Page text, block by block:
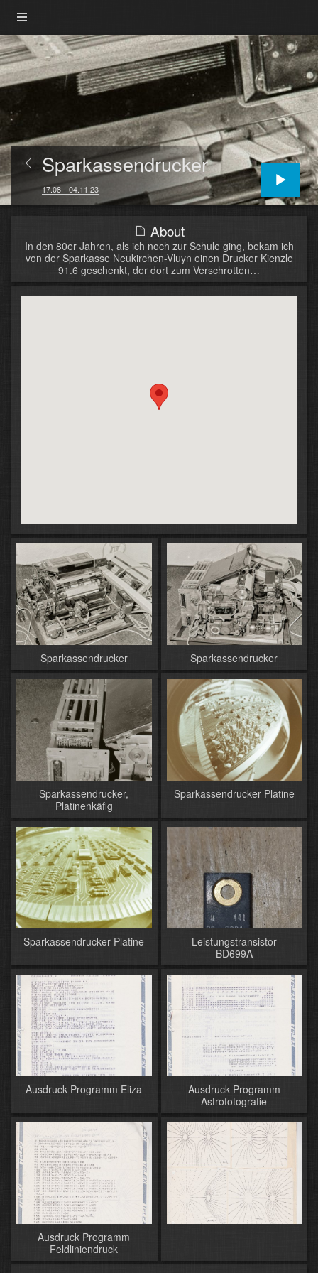
Sparkassendrucker
17.08—04.11.23
About
In den 80er Jahren, als ich noch zur Schule ging, bekam ich
von der Sparkasse Neukirchen-Vluyn einen Drucker Kienzle
91.6 geschenkt, der dort zum Verschrotten…
Sparkassendrucker Sparkassendrucker
Sparkassendrucker,
Platinenkäfig
Sparkassendrucker Platine
Sparkassendrucker Platine
Leistungstransistor
BD699A
Ausdruck Programm Eliza
Ausdruck Programm
Astrofotografie
Ausdruck Programm
Feldliniendruck